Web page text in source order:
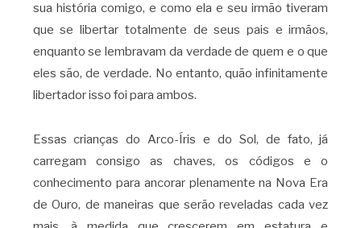
sua história comigo, e como ela e seu irmão tiveram
que se libertar totalmente de seus pais e irmãos,
enquanto se lembravam da verdade de quem e o que
eles são, de verdade. No entanto, quão infinitamente
libertador isso foi para ambos.
Essas crianças do Arco-Íris e do Sol, de fato, já
carregam consigo as chaves, os códigos e o
conhecimento para ancorar plenamente na Nova Era
de Ouro, de maneiras que serão reveladas cada vez